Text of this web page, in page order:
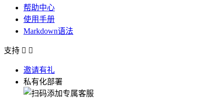
帮助中心
使用手册
Markdown语法
支持  
邀请有礼
私有化部署